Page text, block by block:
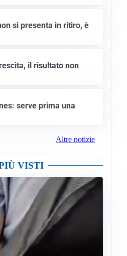
si presenta in ritiro, è
il risultato non
serve prima una
Altre notizie
VISTI